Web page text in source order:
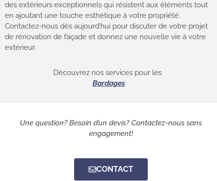
des extérieurs exceptionnels qui résistent aux éléments tout
en ajoutant une touche esthétique à votre propriété.
Contactez-nous dès aujourd’hui pour discuter de votre projet
de rénovation de façade et donnez une nouvelle vie à votre
extérieur.
Découvrez nos services pour les
Bardages
Une question? Besoin d’un devis? Contactez-nous sans
engagement!
CONTACT